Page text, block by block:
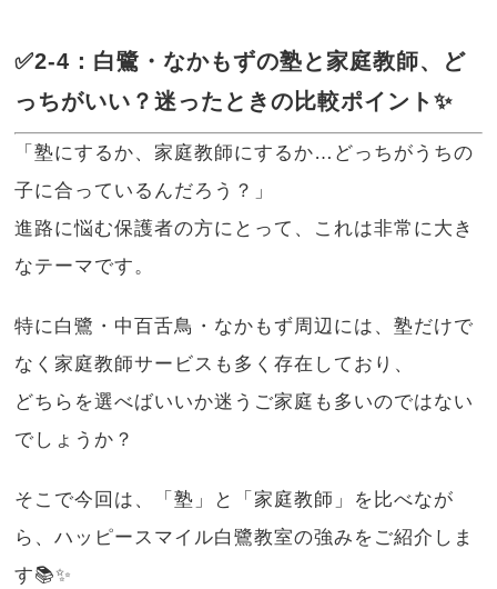
✅2-4：白鷺・なかもずの塾と家庭教師、ど
っちがいい？迷ったときの比較ポイント✨
「塾にするか、家庭教師にするか…どっちがうちの
子に合っているんだろう？」
進路に悩む保護者の方にとって、これは非常に大き
なテーマです。
特に白鷺・中百舌鳥・なかもず周辺には、塾だけで
なく家庭教師サービスも多く存在しており、
どちらを選べばいいか迷うご家庭も多いのではない
でしょうか？
そこで今回は、「塾」と「家庭教師」を比べなが
ら、ハッピースマイル白鷺教室の強みをご紹介しま
す📚✨